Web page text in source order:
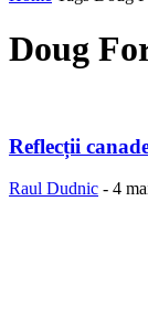
Doug
Reflecții
Raul Dudnic - 4